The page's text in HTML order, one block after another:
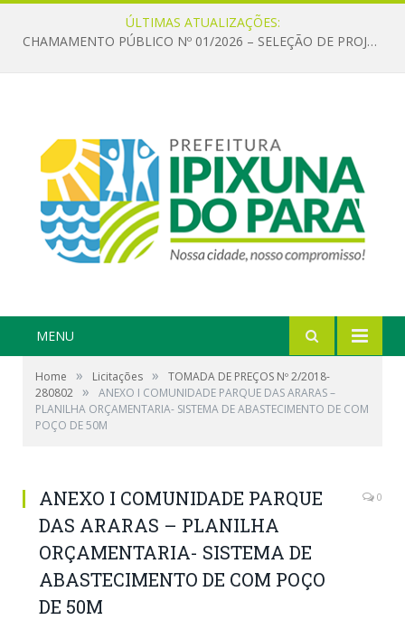
ÚLTIMAS ATUALIZAÇÕES:
CHAMAMENTO PÚBLICO Nº 01/2026 – SELEÇÃO DE PROJETOS PARA FIRMAR TERMO DE EXECUÇÃO CULTURAL COM RECURSOS DA POLÍTICA NACIONAL ALDIR BLANC DE FOMENTO À CULTURA – PNAB (LEI Nº 14.399/2022)
MENU
Home » Licitações »
TOMADA DE PREÇOS Nº 2/2018-
280802 »
ANEXO I COMUNIDADE PARQUE DAS ARARAS –
PLANILHA ORÇAMENTARIA- SISTEMA DE ABASTECIMENTO DE COM
POÇO DE 50M
ANEXO I COMUNIDADE PARQUE
DAS ARARAS – PLANILHA
ORÇAMENTARIA- SISTEMA DE
ABASTECIMENTO DE COM POÇO
DE 50M
0